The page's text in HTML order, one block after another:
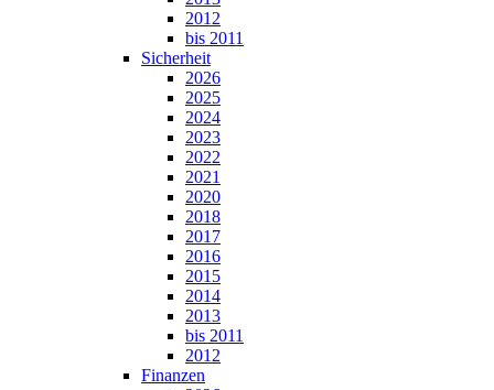
2012
bis 2011
Sicherheit
2026
2025
2024
2023
2022
2021
2020
2018
2017
2016
2015
2014
2013
bis 2011
2012
Finanzen